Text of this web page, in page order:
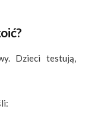
Dzieci testują,